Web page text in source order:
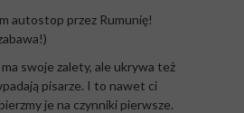
autostop przez Rumunię!
swoje zalety, ale ukrywa też
pisarze. I to nawet ci
je na czynniki pierwsze.